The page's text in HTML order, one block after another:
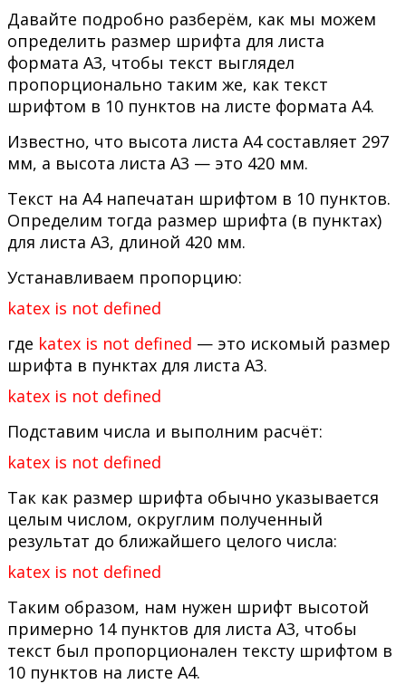
Давайте подробно разберём, как мы можем
определить размер шрифта для листа
формата А3, чтобы текст выглядел
пропорционально таким же, как текст
шрифтом в 10 пунктов на листе формата А4.
Известно, что высота листа А4 составляет 297
мм, а высота листа А3 — это 420 мм.
Текст на А4 напечатан шрифтом в 10 пунктов.
Определим тогда размер шрифта (в пунктах)
для листа А3, длиной 420 мм.
Устанавливаем пропорцию:
katex is not defined
где katex is not defined — это искомый размер
шрифта в пунктах для листа А3.
katex is not defined
Подставим числа и выполним расчёт:
katex is not defined
Так как размер шрифта обычно указывается
целым числом, округлим полученный
результат до ближайшего целого числа:
katex is not defined
Таким образом, нам нужен шрифт высотой
примерно 14 пунктов для листа А3, чтобы
текст был пропорционален тексту шрифтом в
10 пунктов на листе А4.